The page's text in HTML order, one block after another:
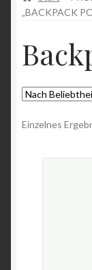
Ausrüstung
Kleidung
Bücher
Schmuck
Andenken
„BACKPACK
Einzelnes